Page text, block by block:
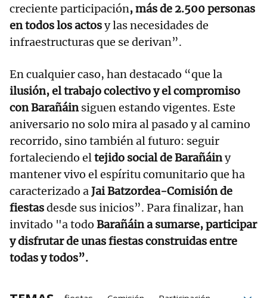
creciente participación, más de 2.500 personas
en todos los actosy las necesidades de
infraestructuras que se derivan”.
En cualquier caso, han destacado “que la
ilusión, el trabajo colectivo y el compromiso
con Barañáinsiguen estando vigentes. Este
aniversario no solo mira al pasado y al camino
recorrido, sino también al futuro: seguir
fortaleciendo eltejido social de Barañáiny
mantener vivo el espíritu comunitario que ha
caracterizado aJai Batzordea-Comisión de
fiestasdesde sus inicios”. Para finalizar, han
invitado "a todo Barañáin a sumarse, participar
y disfrutar de unas fiestas construidas entre
todas y todos”.